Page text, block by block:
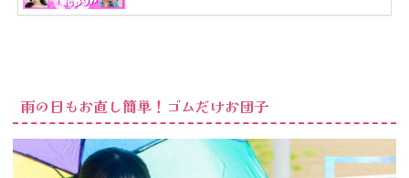
雨の日もお直し簡単！ゴムだけお団子